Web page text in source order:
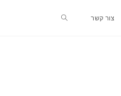
צור קשר